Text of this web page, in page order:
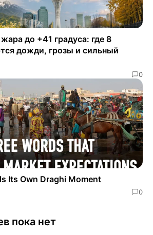
до +41 градуса: где 8
дожди, грозы и сильный
0
Its Own Draghi Moment
0
пока нет